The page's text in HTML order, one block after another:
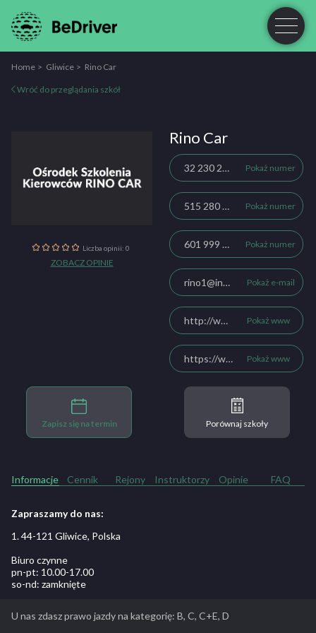
Home Gliwice Rino Car
Wróć do przeglądania szkół
Liczba opinii: 0
ZOBACZ OPINIE
Rino Car
32 230 28 03 Pokaż numer
515 280 496 Pokaż numer
601 999 128 Pokaż numer
rino1@interia.eu Pokaż e-mail
http://www.rinocar.pl Pokaż www
https://www.facebook.com/RINO-O%C5%9Brodek-Szkolenia-Kierowc%C3%B3w-1536890339909838 Pokaż www
Zapisz się na termin Porównaj szkoły
Informacje Cennik Rejony Instruktorzy Opinie FAQ
Zapraszamy do nas:
1. 44-121 Gliwice, Polska
Biuro czynne
pn-pt: 10.00-17.00
so-nd: zamknięte
U nas zdasz prawo jazdy na kategorię: B, C, C+E, D